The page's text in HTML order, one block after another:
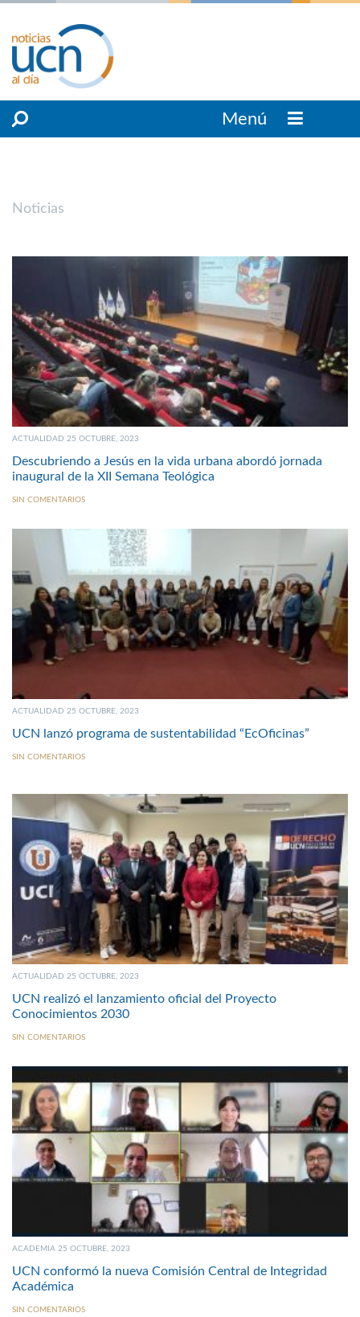
Menú
Noticias
ACTUALIDAD 25 OCTUBRE, 2023
Descubriendo a Jesús en la vida urbana abordó jornada
inaugural de la XII Semana Teológica
SIN COMENTARIOS
ACTUALIDAD 25 OCTUBRE, 2023
UCN lanzó programa de sustentabilidad “EcOficinas”
SIN COMENTARIOS
ACTUALIDAD 25 OCTUBRE, 2023
UCN realizó el lanzamiento oficial del Proyecto
Conocimientos 2030
SIN COMENTARIOS
ACADEMIA 25 OCTUBRE, 2023
UCN conformó la nueva Comisión Central de Integridad
Académica
SIN COMENTARIOS